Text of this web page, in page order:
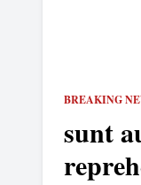
BREAKING
sunt